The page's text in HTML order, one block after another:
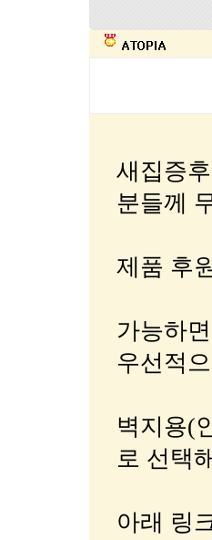
새집증
분들께
제품 후
가능하
우선적
벽지용(
로 선택
아래 링